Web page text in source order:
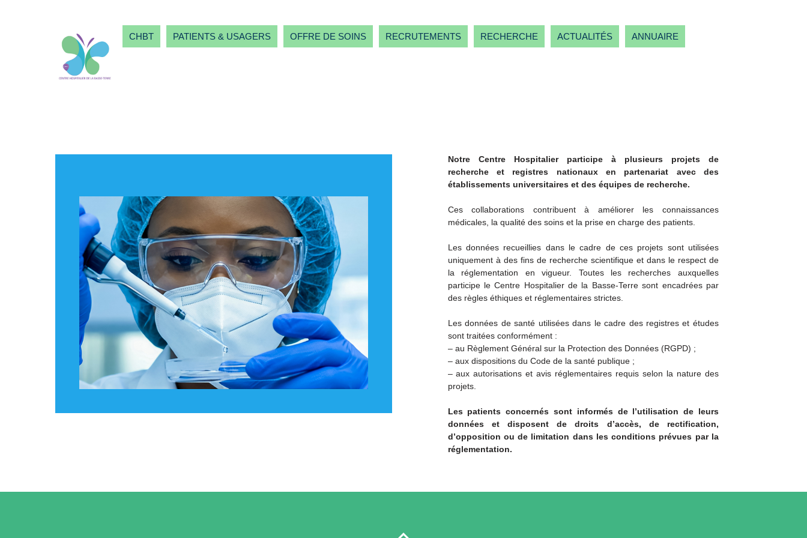
CHBT PATIENTS & USAGERS OFFRE DE SOINS RECRUTEMENTS RECHERCHE ACTUALITÉS ANNUAIRE
Notre Centre Hospitalier participe à plusieurs projets de
recherche et registres nationaux en partenariat avec des
établissements universitaires et des équipes de recherche.
Ces collaborations contribuent à améliorer les connaissances
médicales, la qualité des soins et la prise en charge des patients.
Les données recueillies dans le cadre de ces projets sont utilisées
uniquement à des fins de recherche scientifique et dans le respect de
la réglementation en vigueur. Toutes les recherches auxquelles
participe le Centre Hospitalier de la Basse-Terre sont encadrées par
des règles éthiques et réglementaires strictes.
Les données de santé utilisées dans le cadre des registres et études
sont traitées conformément :
– au Règlement Général sur la Protection des Données (RGPD) ;
– aux dispositions du Code de la santé publique ;
– aux autorisations et avis réglementaires requis selon la nature des
projets.
Les patients concernés sont informés de l’utilisation de leurs
données et disposent de droits d’accès, de rectification,
d’opposition ou de limitation dans les conditions prévues par la
réglementation.